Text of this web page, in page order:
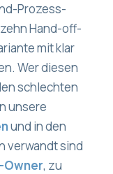
Prozess-
Hand-off-
mit klar
Wer diesen
schlechten
unsere
und in den
verwandt sind
Owner, zu